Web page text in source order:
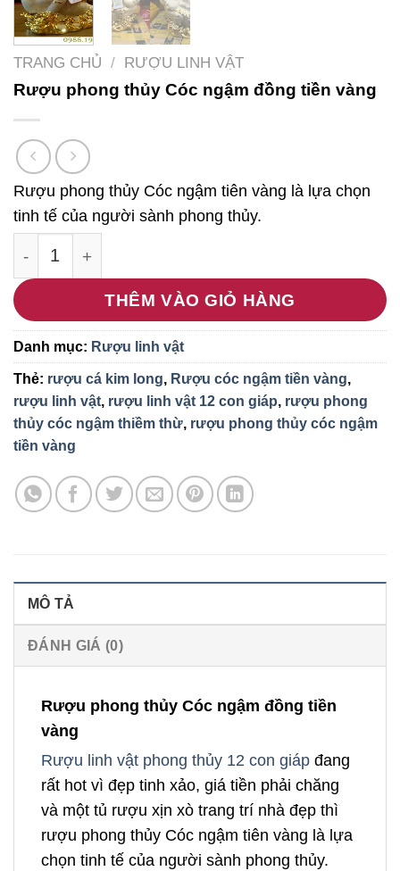
TRANG CHỦ / RƯỢU LINH VẬT
Rượu phong thủy Cóc ngậm đồng tiền vàng
Rượu phong thủy Cóc ngậm tiên vàng là lựa chọn
tinh tế của người sành phong thủy.
Rượu phong thủy Cóc ngậm đồng tiền vàng số
THÊM VÀO GIỎ HÀNG
Danh mục: Rượu linh vật
Thẻ: rượu cá kim long, Rượu cóc ngậm tiền vàng,
rượu linh vật, rượu linh vật 12 con giáp, rượu phong
thủy cóc ngậm thiềm thừ, rượu phong thủy cóc ngậm
tiền vàng
MÔ TẢ
ĐÁNH GIÁ (0)
Rượu phong thủy Cóc ngậm đồng tiền
vàng
Rượu linh vật phong thủy 12 con giáp đang
rất hot vì đẹp tinh xảo, giá tiền phải chăng
và một tủ rượu xịn xò trang trí nhà đẹp thì
rượu phong thủy Cóc ngậm tiên vàng là lựa
chọn tinh tế của người sành phong thủy.